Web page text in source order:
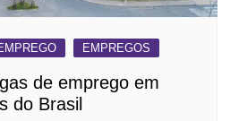
EMPREGOS
de emprego em
do Brasil